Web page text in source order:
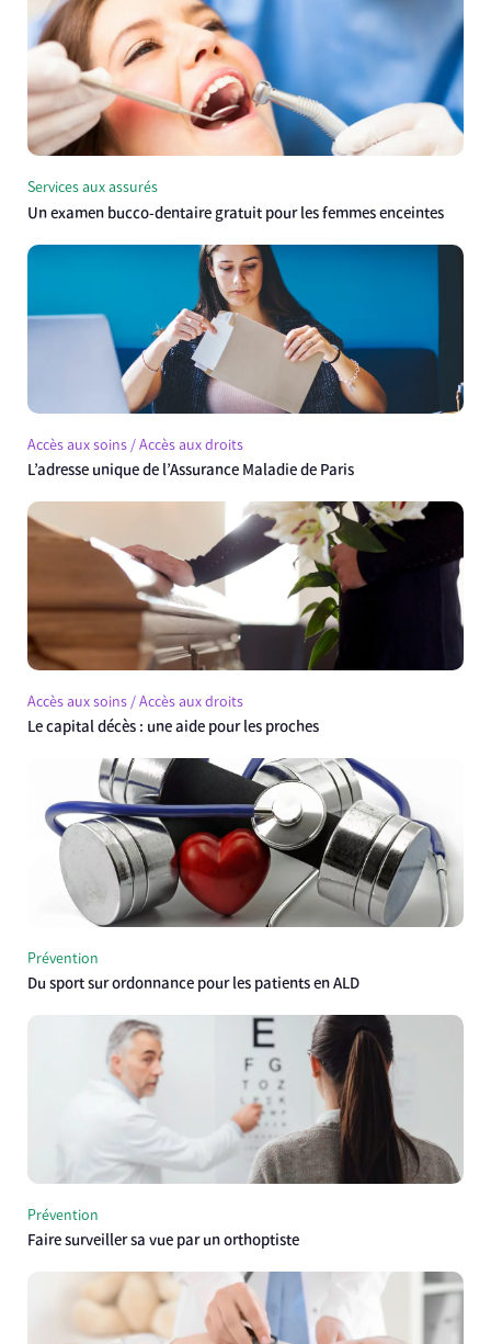
Services aux assurés
Un examen bucco-dentaire gratuit pour les femmes enceintes
Accès aux soins / Accès aux droits
L’adresse unique de l’Assurance Maladie de Paris
Accès aux soins / Accès aux droits
Le capital décès : une aide pour les proches
Prévention
Du sport sur ordonnance pour les patients en ALD
Prévention
Faire surveiller sa vue par un orthoptiste